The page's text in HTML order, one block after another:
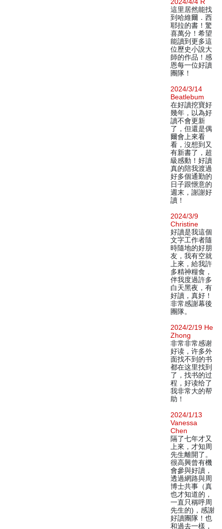
這里居然能找
到哈維爾．西
耶拉的書！驚
喜萬分！希望
能讀到更多這
位歷史小說大
師的作品！感
恩每一位好讀
團隊！
2024/3/14
Beatlebum
在好讀挖寶好
幾年，以為好
讀不會更新
了，但還是偶
爾會上來看
看，沒想到又
有新書了，超
級感動！好讀
真的陪我渡過
好多個通勤的
日子跟愜意的
週末，謝謝好
讀！
2024/3/9
Christine
好讀是我這個
文字工作者隨
時隨地的好朋
友，我有空就
上來，給我許
多精神糧食，
伴我度過許多
白天黑夜，有
好讀，真好！
非常感謝幕後
團隊。
2024/2/19 He
Zhong
非常非常感谢
好读，许多外
面找不到的书
都在这里找到
了，找书的过
程，好读给了
我非常大的帮
助！
2024/1/13
Vanessa
Chen
隔了七年才又
上來，才知周
先生離開了。
很高興曾有機
會參與好讀，
透過網路與周
博士共事（真
也才知道的，
一直只稱呼周
先生的)，感謝
好讀團隊！也
和過去一樣，